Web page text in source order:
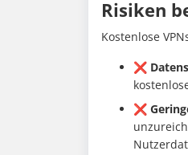
Risiken
Kostenlose
❌
❌